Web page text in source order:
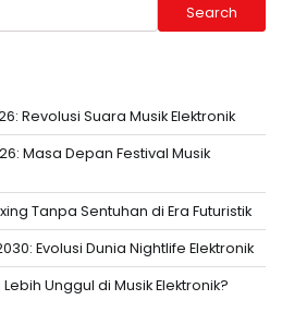
Search
Revolusi Suara Musik Elektronik
Masa Depan Festival Musik
Tanpa Sentuhan di Era Futuristik
Evolusi Dunia Nightlife Elektronik
Unggul di Musik Elektronik?